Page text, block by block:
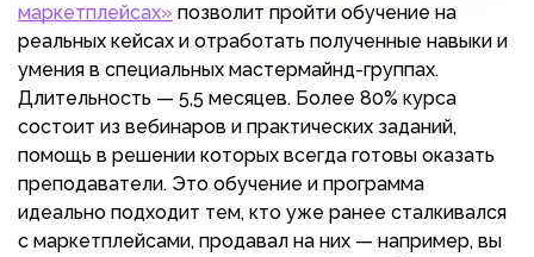
маркетплейсах» позволит пройти обучение на
реальных кейсах и отработать полученные навыки и
умения в специальных мастермайнд-группах.
Длительность — 5,5 месяцев. Более 80% курса
состоит из вебинаров и практических заданий,
помощь в решении которых всегда готовы оказать
преподаватели. Это обучение и программа
идеально подходит тем, кто уже ранее сталкивался
с маркетплейсами, продавал на них — например, вы